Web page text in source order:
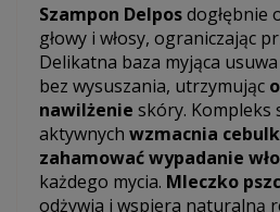
Szampon Delposdogłębnie
głowy i włosy, ograniczając
Delikatna baza myjąca
bez wysuszania, utrzymując
nawilżenie skóry. Kompleks
aktywnych wzmacnia
zahamować wypadanie
każdego mycia. Mleczko
odżywia i wspiera naturalną